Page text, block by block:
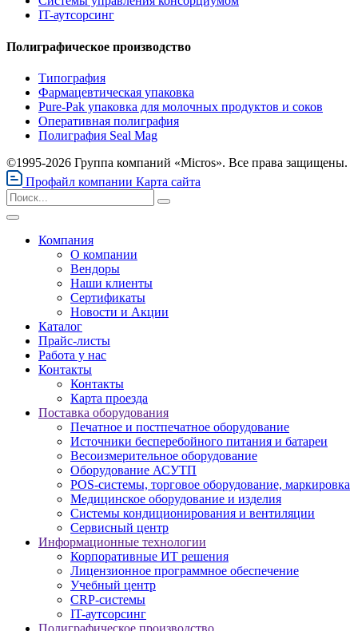
IT-аутсорсинг
Полиграфическое производство
Типография
Фармацевтическая упаковка
Pure-Pak упаковка для молочных продуктов и соков
Оперативная полиграфия
Полиграфия Seal Mag
©1995-2026 Группа компаний «Micros». Все права защищены.
Профайл компании Карта сайта
Компания
О компании
Вендоры
Наши клиенты
Сертификаты
Новости и Акции
Каталог
Прайс-листы
Работа у нас
Контакты
Контакты
Карта проезда
Поставка оборудования
Печатное и постпечатное оборудование
Источники бесперебойного питания и батареи
Весоизмерительное оборудование
Оборудование АСУТП
POS-системы, торговое оборудование, маркировка
Медицинское оборудование и изделия
Системы кондиционирования и вентиляции
Сервисный центр
Информационные технологии
Корпоративные ИТ решения
Лицензионное программное обеспечение
Учебный центр
CRP-системы
IT-аутсорсинг
Полиграфическое производство